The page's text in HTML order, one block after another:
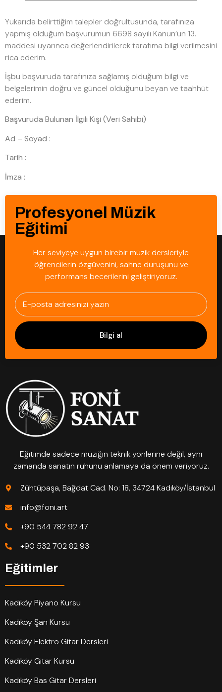
Yukarıda belirttiğim talepler doğrultusunda, tarafınıza
yapmış olduğum başvurumun 6698 sayılı Kanun’un 13.
maddesi uyarınca değerlendirilerek tarafıma bilgi verilmesini
rica ederim.
İşbu başvuruda tarafınıza sağlamış olduğum bilgi ve
belgelerimin doğru ve güncel olduğunu beyan ve taahhüt
ederim.
Başvuruda Bulunan İlgili Kişi (Veri Sahibi)
Ad – Soyad :
Tarih :
İmza :
Profesyonel Müzik
Eğitimi
Her seviyeye uygun birebir müzik dersleriyle
öğrencilerin özgüvenini, sahne duruşunu ve
performans becerilerini geliştiriyoruz.
Bilgi al
Eğitimde sadece müziğin teknik yönlerine değil, aynı
zamanda sanatın ruhunu anlamaya da önem veriyoruz.
Zühtüpaşa, Bağdat Cad. No: 18, 34724 Kadıköy/İstanbul
info@foni.art
+90 544 782 92 47
+90 532 702 82 93
Eğitimler
Kadıköy Piyano Kursu
Kadıköy Şan Kursu
Kadıköy Elektro Gitar Dersleri
Kadıköy Gitar Kursu
Kadıköy Bas Gitar Dersleri